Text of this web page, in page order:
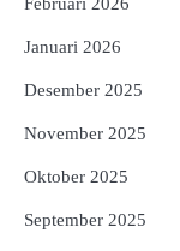
Januari 2026
Desember 2025
November 2025
Oktober 2025
September 2025